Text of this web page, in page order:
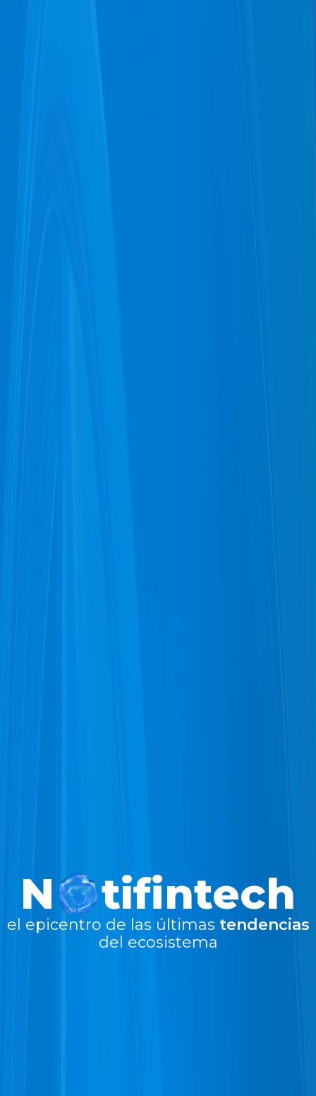
N tifintech
el epicentro de las últimas tendencias
del ecosistema